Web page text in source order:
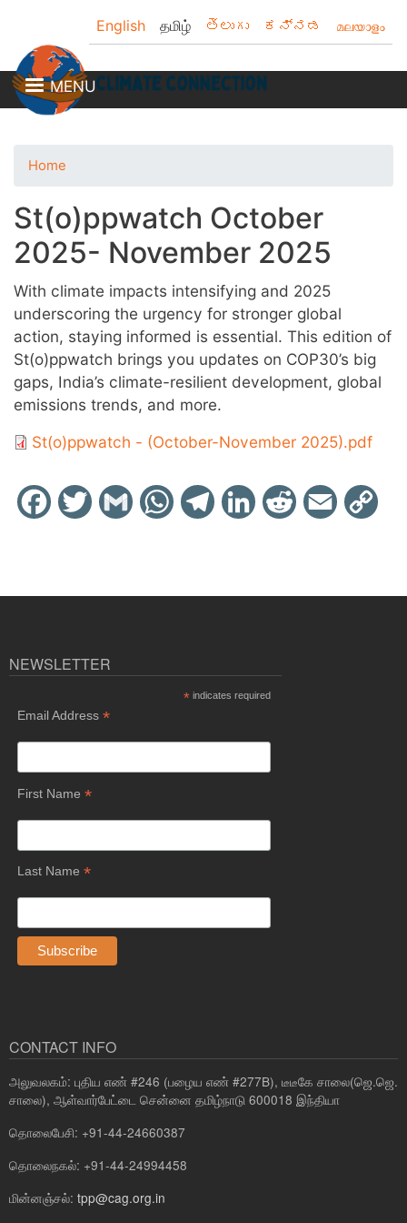
to
content
English தமிழ் తెలుగు ಕನ್ನಡ മലയാളം
MENU
Home
St(o)ppwatch October
2025- November 2025
With climate impacts intensifying and 2025
underscoring the urgency for stronger global
action, staying informed is essential. This edition of
St(o)ppwatch brings you updates on COP30’s big
gaps, India’s climate-resilient development, global
emissions trends, and more.
St(o)ppwatch - (October-November 2025).pdf
Facebook
Twitter Gmail WhatsAppTelegramLinkedInReddit Email
NEWSLETTER
* indicates required
Email Address *
First Name *
Last Name *
CONTACT INFO
அலுவலகம்: புதிய எண் #246 (பழைய எண் #277B), டீடீகே சாலை(ஜெ.ஜெ.
சாலை), ஆள்வார்பேட்டை சென்னை தமிழ்நாடு 600018 இந்தியா
தொலைபேசி: +91-44-24660387
தொலைநகல்: +91-44-24994458
மின்னஞ்சல்: tpp@cag.org.in